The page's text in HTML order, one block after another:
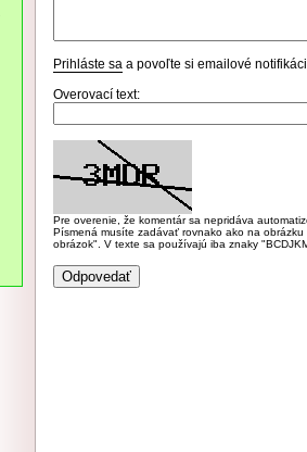
Prihláste sa a povoľte si emailové
Overovací text:
Pre overenie, že komentár sa nepridáva
Písmená musíte zadávať rovnako ako na
obrázok". V texte sa používajú iba znaky